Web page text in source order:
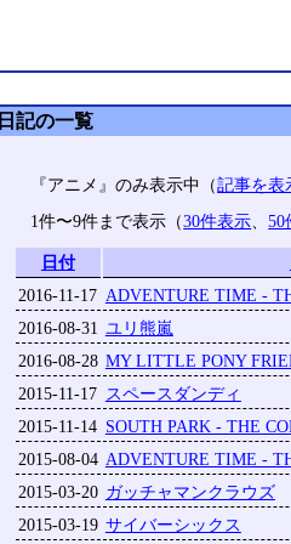
日記の一覧
『アニメ』のみ表示中（記事を表
1件〜9件まで表示（30件表示、50
日付
2016-11-17 ADVENTURE TIME -
2016-08-31 ユリ熊嵐
2016-08-28 MY LITTLE PONY
2015-11-17 スペースダンディ
2015-11-14 SOUTH PARK - THE
2015-08-04 ADVENTURE TIME -
2015-03-20 ガッチャマンクラウズ
2015-03-19 サイバーシックス